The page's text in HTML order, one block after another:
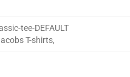
tee-DEFAULT
T-shirts,